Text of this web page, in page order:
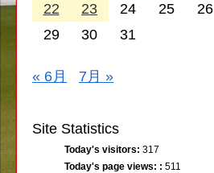
22
23 24 25 26
29
30 31
« 6月 7月 »
Site Statistics
Today's visitors: 317
Today's page views: : 511